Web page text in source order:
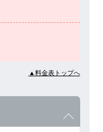
▲料金表トップへ